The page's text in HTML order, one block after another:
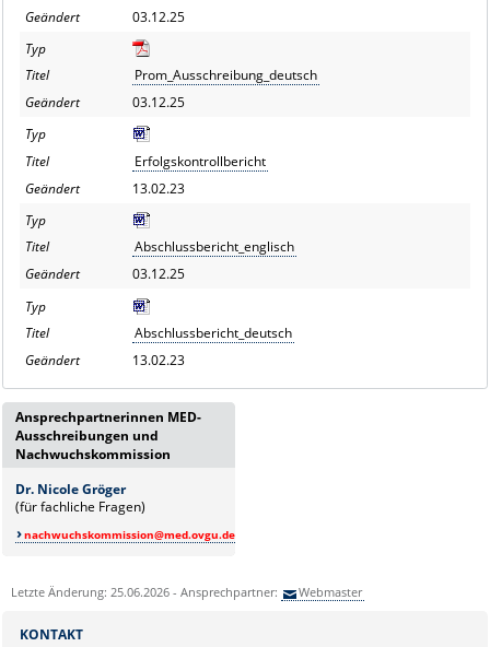
03.12.25
Prom_Ausschreibung_deutsch
03.12.25
Erfolgskontrollbericht
13.02.23
Abschlussbericht_englisch
03.12.25
Abschlussbericht_deutsch
13.02.23
Ansprechpartnerinnen MED-
Ausschreibungen und
Nachwuchskommission
Dr. Nicole Gröger
(für fachliche Fragen)
nachwuchskommission@med.ovgu.de
Letzte Änderung: 25.06.2026 - Ansprechpartner: Webmaster
KONTAKT